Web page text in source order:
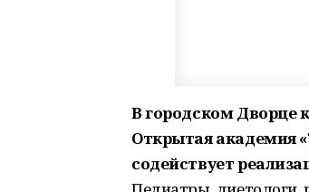
В городском Дворце
Открытая академия
содействует